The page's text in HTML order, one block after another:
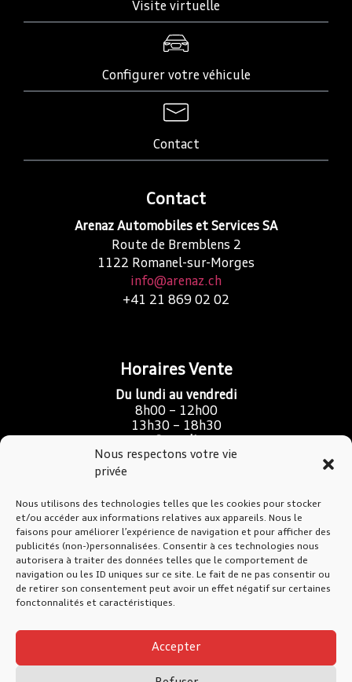
Nous respectons votre vie
privée
Nous utilisons des technologies telles que les cookies pour stocker
et/ou accéder aux informations relatives aux appareils. Nous le
faisons pour améliorer l’expérience de navigation et pour afficher des
publicités (non-)personnalisées. Consentir à ces technologies nous
autorisera à traiter des données telles que le comportement de
navigation ou les ID uniques sur ce site. Le fait de ne pas consentir ou
de retirer son consentement peut avoir un effet négatif sur certaines
fonctonnalités et caractéristiques.
Accepter
Visite virtuelle
Configurer votre véhicule
Contact
Contact
Arenaz Automobiles et Services SA
Route de Bremblens 2
1122 Romanel-sur-Morges
info@arenaz.ch
+41 21 869 02 02
Horaires Vente
Du lundi au vendredi
8h00 – 12h00
13h30 – 18h30
9h00 – 16h00
SAV Atelier & Carrosserie
Du lundi au jeudi
7h30 – 12h00
13h30 – 17h30
Vendredi
13h30 – 17h00